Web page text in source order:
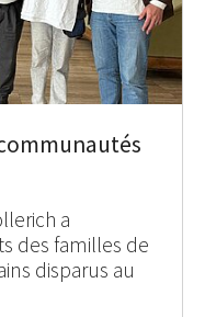
a
des familles de
disparus au